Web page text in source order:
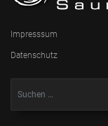
Impresssum
Datenschutz